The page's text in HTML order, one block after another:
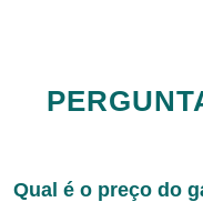
Qual é o preço do